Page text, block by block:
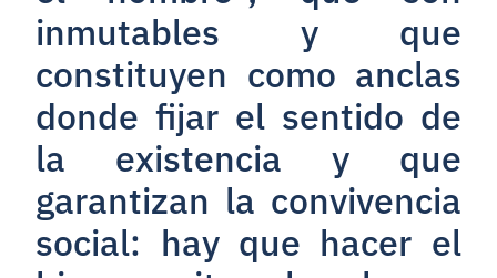
inmutables y que
constituyen como anclas
donde fijar el sentido de
la existencia y que
garantizan la convivencia
social: hay que hacer el